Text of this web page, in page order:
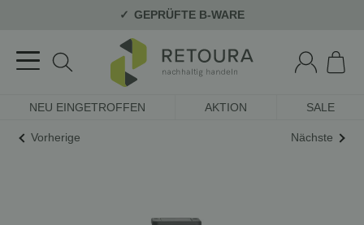
GEPRÜFTE B-WARE
NEU EINGETROFFEN AKTION SALE
Vorherige Nächste